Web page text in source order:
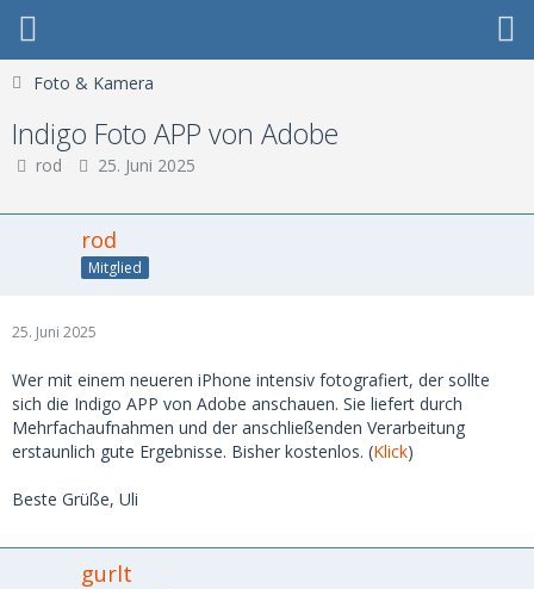
Foto & Kamera
Indigo Foto APP von Adobe
rod 25. Juni 2025
rod
Mitglied
25. Juni 2025
Wer mit einem neueren iPhone intensiv fotografiert, der sollte
sich die Indigo APP von Adobe anschauen. Sie liefert durch
Mehrfachaufnahmen und der anschließenden Verarbeitung
erstaunlich gute Ergebnisse. Bisher kostenlos. (Klick)
Beste Grüße, Uli
gurlt